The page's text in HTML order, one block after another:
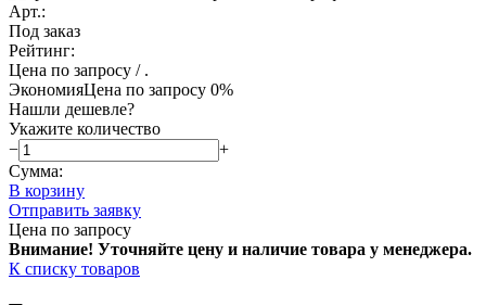
Арт.:
Под заказ
Рейтинг:
Цена по запросу / .
ЭкономияЦена по запросу 0%
Нашли дешевле?
Укажите количество
−
+
Сумма:
В корзину
Отправить заявку
Цена по запросу
Внимание! Уточняйте цену и наличие товара у менеджера.
К списку товаров